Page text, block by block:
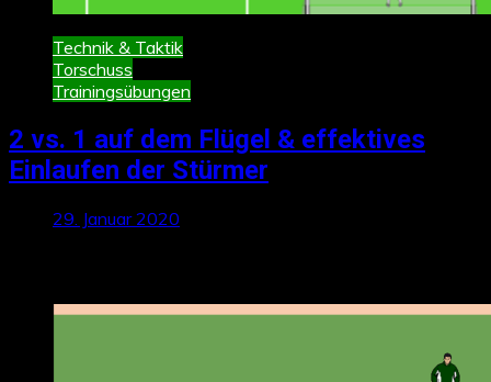
Technik & Taktik
Torschuss
Trainingsübungen
2 vs. 1 auf dem Flügel & effektives
Einlaufen der Stürmer
29. Januar 2020